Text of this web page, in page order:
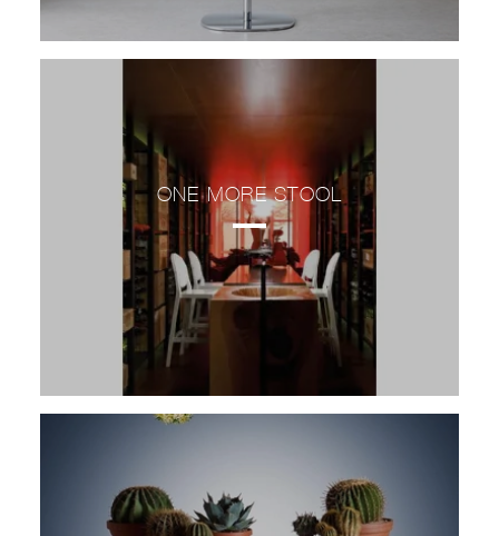
ONE MORE STOOL